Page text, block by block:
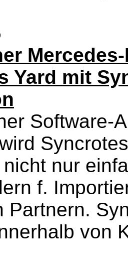
Yard mit
Software-
nur
f.
Partnern.
von